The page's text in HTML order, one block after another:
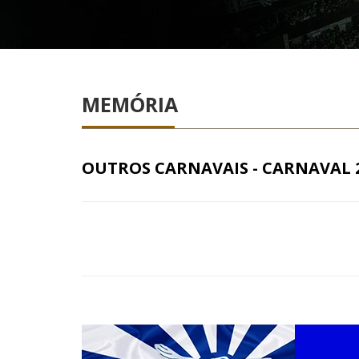
MEMÓRIA
OUTROS CARNAVAIS - CARNAVAL